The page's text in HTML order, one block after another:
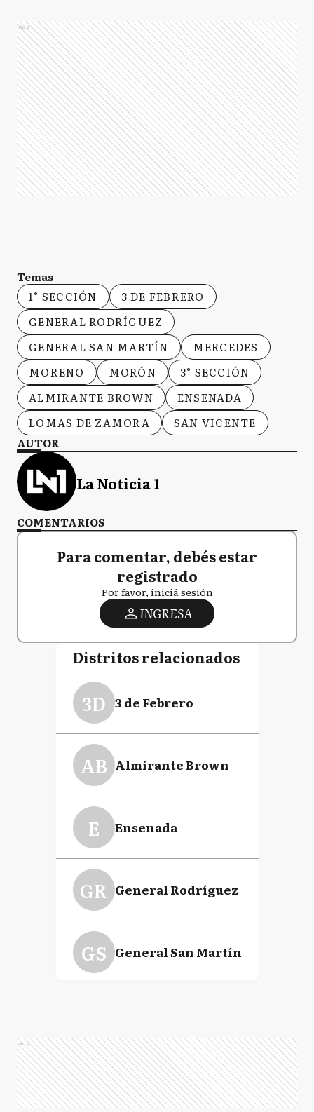
Ads
Temas
1° SECCIÓN
3 DE FEBRERO
GENERAL RODRÍGUEZ
GENERAL SAN MARTÍN
MERCEDES
MORENO
MORÓN
3° SECCIÓN
ALMIRANTE BROWN
ENSENADA
LOMAS DE ZAMORA
SAN VICENTE
AUTOR
La Noticia 1
COMENTARIOS
Para comentar, debés estar
registrado
Por favor, iniciá sesión
INGRESA
Distritos relacionados
3D 3 de Febrero
AB Almirante Brown
E Ensenada
GR General Rodríguez
GS General San Martín
M Mercedes
Ads